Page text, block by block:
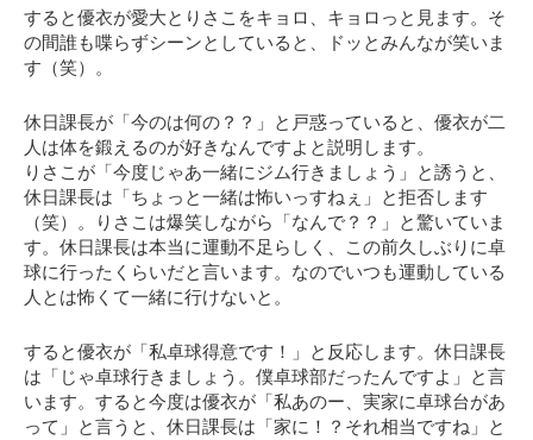
すると優衣が愛大とりさこをキョロ、キョロっと見ます。そ
の間誰も喋らずシーンとしていると、ドッとみんなが笑いま
す（笑）。
休日課長が「今のは何の？？」と戸惑っていると、優衣が二
人は体を鍛えるのが好きなんですよと説明します。
りさこが「今度じゃあ一緒にジム行きましょう」と誘うと、
休日課長は 「ちょっと一緒は怖いっすねぇ」
と拒否します
（笑）。りさこは爆笑しながら「なんで？？」と驚いていま
す。休日課長は本当に運動不足らしく、この前久しぶりに卓
球に行ったくらいだと言います。なのでいつも運動している
人とは怖くて一緒に行けないと。
すると優衣が「私卓球得意です！」と反応します。休日課長
は「じゃ卓球行きましょう。僕卓球部だったんですよ」と言
います。すると今度は優衣が「私あのー、実家に卓球台があ
って」と言うと、休日課長は「家に！？それ相当ですね」と